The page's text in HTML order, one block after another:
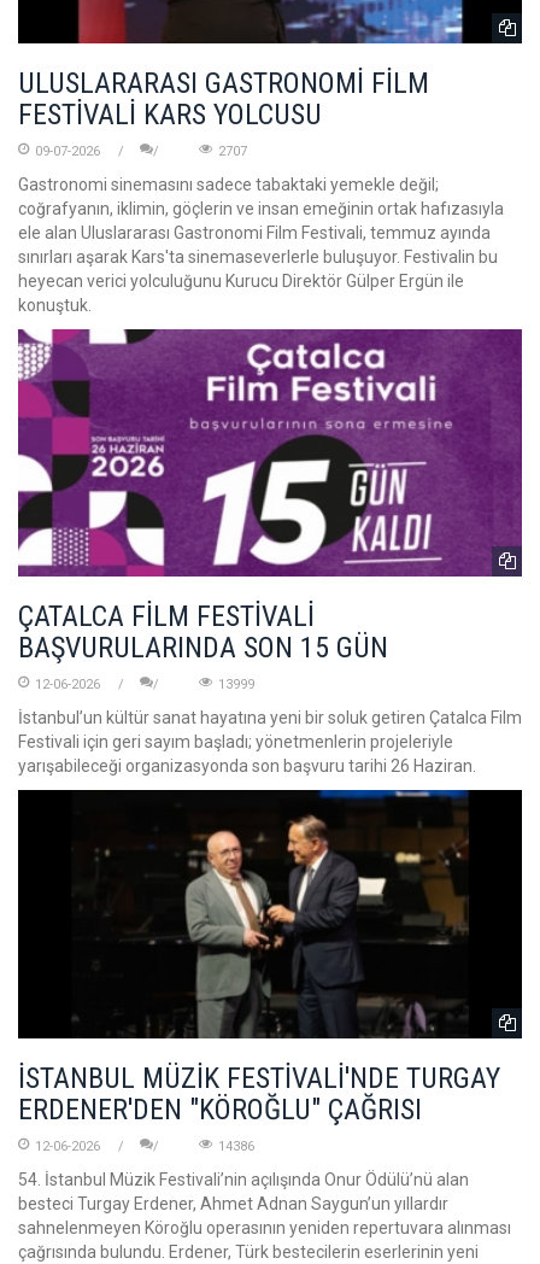
ULUSLARARASI GASTRONOMİ FİLM
FESTİVALİ KARS YOLCUSU
09-07-2026 2707
Gastronomi sinemasını sadece tabaktaki yemekle değil;
coğrafyanın, iklimin, göçlerin ve insan emeğinin ortak hafızasıyla
ele alan Uluslararası Gastronomi Film Festivali, temmuz ayında
sınırları aşarak Kars'ta sinemaseverlerle buluşuyor. Festivalin bu
heyecan verici yolculuğunu Kurucu Direktör Gülper Ergün ile
konuştuk.
ÇATALCA FİLM FESTİVALİ
BAŞVURULARINDA SON 15 GÜN
12-06-2026 13999
İstanbul’un kültür sanat hayatına yeni bir soluk getiren Çatalca Film
Festivali için geri sayım başladı; yönetmenlerin projeleriyle
yarışabileceği organizasyonda son başvuru tarihi 26 Haziran.
İSTANBUL MÜZİK FESTİVALİ'NDE TURGAY
ERDENER'DEN "KÖROĞLU" ÇAĞRISI
12-06-2026 14386
54. İstanbul Müzik Festivali’nin açılışında Onur Ödülü’nü alan
besteci Turgay Erdener, Ahmet Adnan Saygun’un yıllardır
sahnelenmeyen Köroğlu operasının yeniden repertuvara alınması
çağrısında bulundu. Erdener, Türk bestecilerin eserlerinin yeni